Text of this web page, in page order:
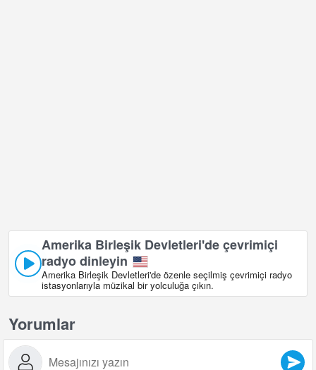
Amerika Birleşik Devletleri'de çevrimiçi
radyo dinleyin
Amerika Birleşik Devletleri'de özenle seçilmiş çevrimiçi radyo
istasyonlarıyla müzikal bir yolculuğa çıkın.
Yorumlar